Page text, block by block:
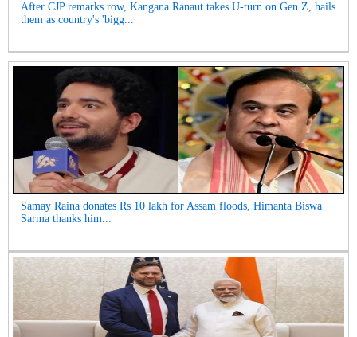
After CJP remarks row, Kangana Ranaut takes U-turn on Gen Z, hails
them as country's 'bigg...
Samay Raina donates Rs 10 lakh for Assam floods, Himanta Biswa
Sarma thanks him...